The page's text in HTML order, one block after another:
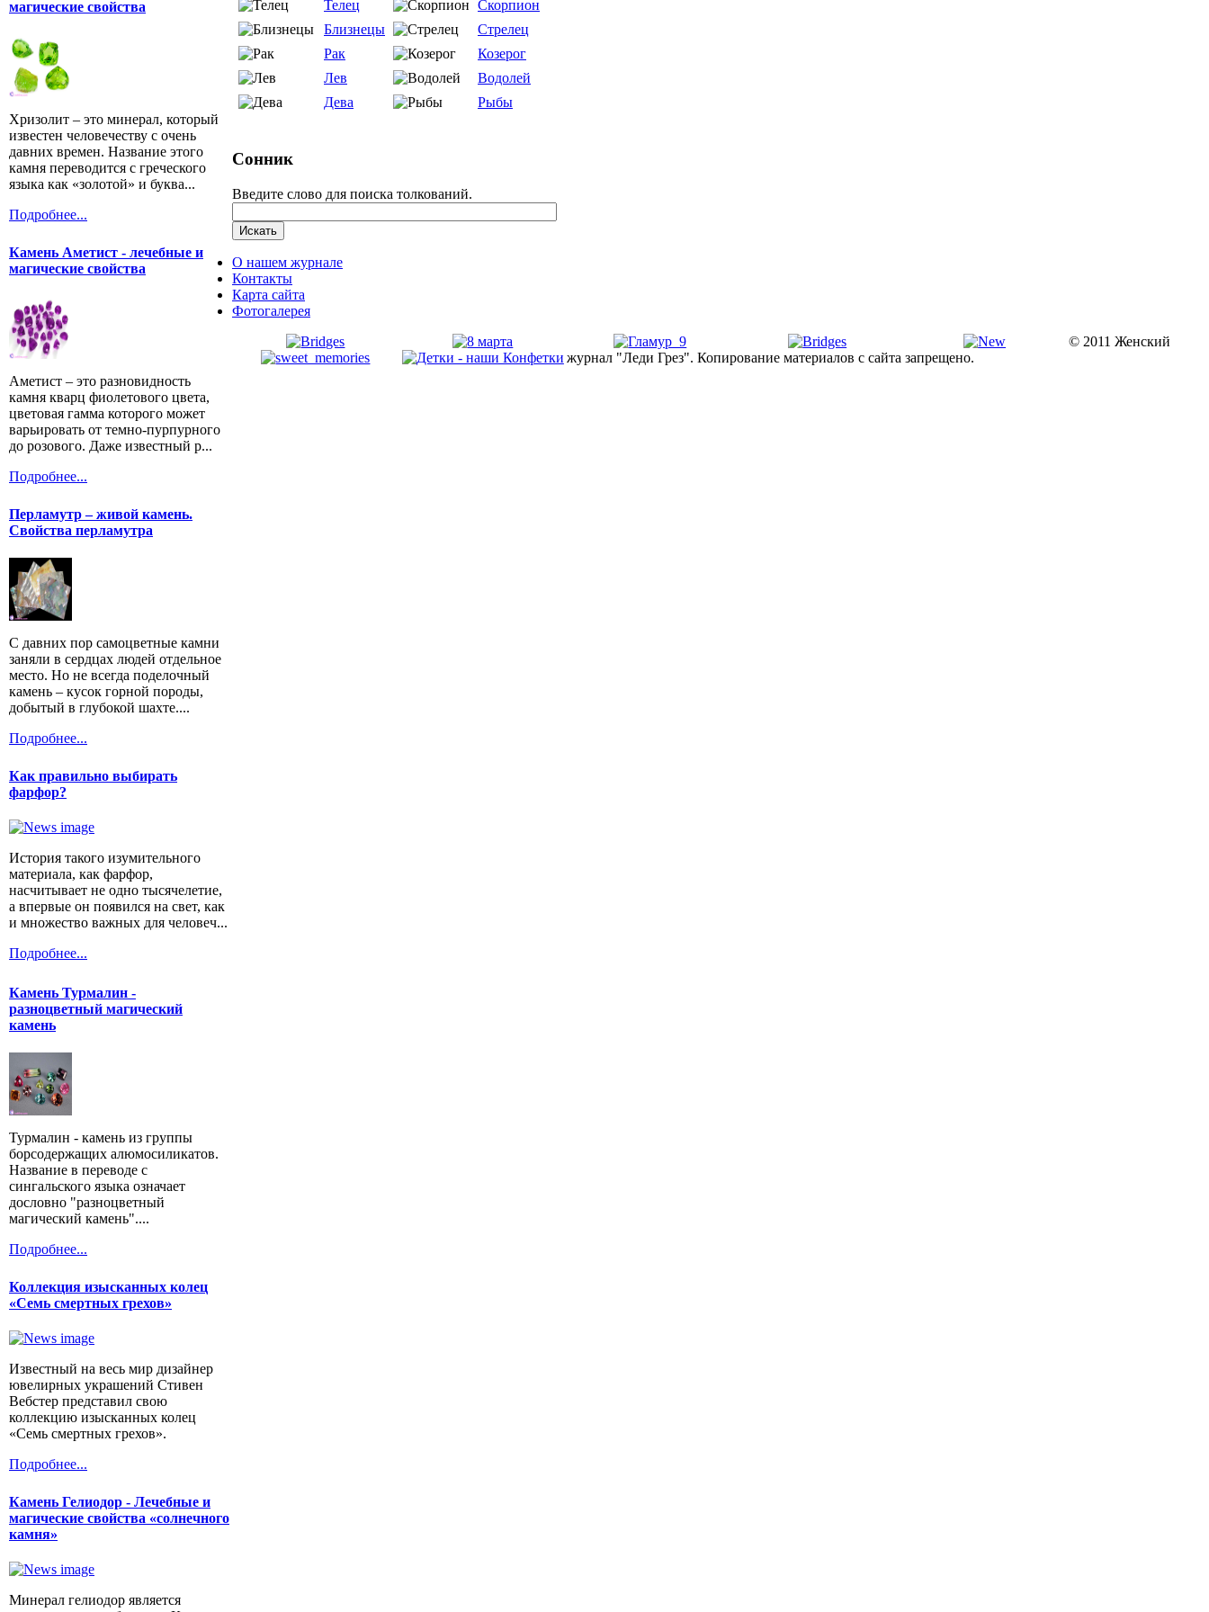
магические свойства
Хризолит – это минерал, который
известен человечеству с очень
давних времен. Название этого
камня переводится с греческого
языка как «золотой» и буква...
Подробнее...
Камень Аметист - лечебные и
магические свойства
Аметист – это разновидность
камня кварц фиолетового цвета,
цветовая гамма которого может
варьировать от темно-пурпурного
до розового. Даже известный р...
Подробнее...
Перламутр – живой камень.
Свойства перламутра
С давних пор самоцветные камни
заняли в сердцах людей отдельное
место. Но не всегда поделочный
камень – кусок горной породы,
добытый в глубокой шахте....
Подробнее...
Как правильно выбирать
фарфор?
История такого изумительного
материала, как фарфор,
насчитывает не одно тысячелетие,
а впервые он появился на свет, как
и множество важных для человеч...
Подробнее...
Камень Турмалин -
разноцветный магический
камень
Турмалин - камень из группы
борсодержащих алюмосиликатов.
Название в переводе с
сингальского языка означает
дословно "разноцветный
магический камень"....
Подробнее...
Коллекция изысканных колец
«Семь смертных грехов»
Известный на весь мир дизайнер
ювелирных украшений Стивен
Вебстер представил свою
коллекцию изысканных колец
«Семь смертных грехов».
Подробнее...
Камень Гелиодор - Лечебные и
магические свойства «солнечного
камня»
Минерал гелиодор является
Телец
Скорпион
Близнецы
Стрелец
Рак
Козерог
Лев
Водолей
Дева
Рыбы
Сонник
Введите слово для поиска толкований.
О нашем журнале
Контакты
Карта сайта
Фотогалерея
© 2011 Женский
журнал "Леди Грез". Копирование материалов с сайта запрещено.